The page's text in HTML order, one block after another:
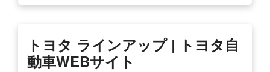
トヨタ ラインアップ | トヨタ自
動車WEBサイト